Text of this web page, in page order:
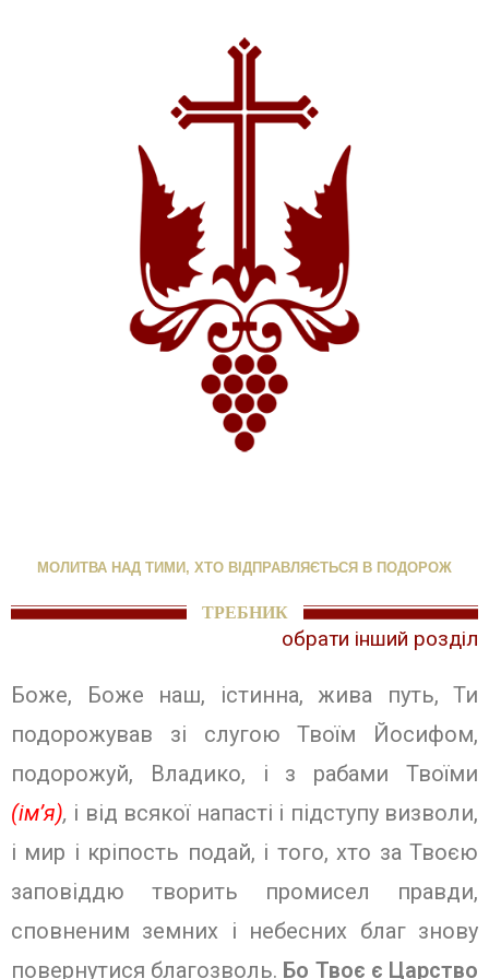
МОЛИТВА НАД ТИМИ, ХТО ВІДПРАВЛЯЄТЬСЯ В ПОДОРОЖ
ТРЕБНИК
обрати інший розділ
Боже, Боже наш, істинна, жива путь, Ти
подорожував зі слугою Твоїм Йосифом,
подорожуй, Владико, і з рабами Твоїми
(ім’я), і від всякої напасті і підступу визволи,
і мир і кріпость подай, і того, хто за Твоєю
заповіддю творить промисел правди,
сповненим земних і небесних благ знову
повернутися благозволь. Бо Твоє є Царство